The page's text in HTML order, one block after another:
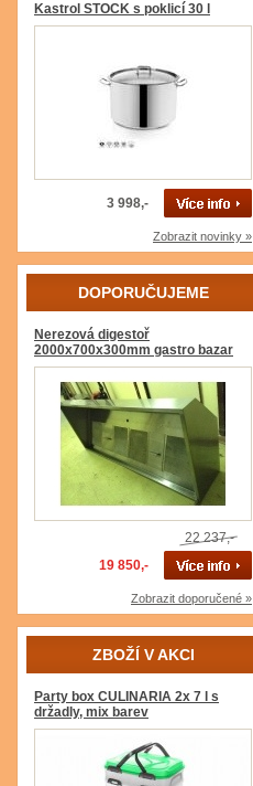
Kastrol STOCK s poklicí 30 l
3 998,-
Zobrazit novinky »
DOPORUČUJEME
Nerezová digestoř
2000x700x300mm gastro bazar
22 237,-
19 850,-
Zobrazit doporučené »
ZBOŽÍ V AKCI
Party box CULINARIA 2x 7 l s
držadly, mix barev